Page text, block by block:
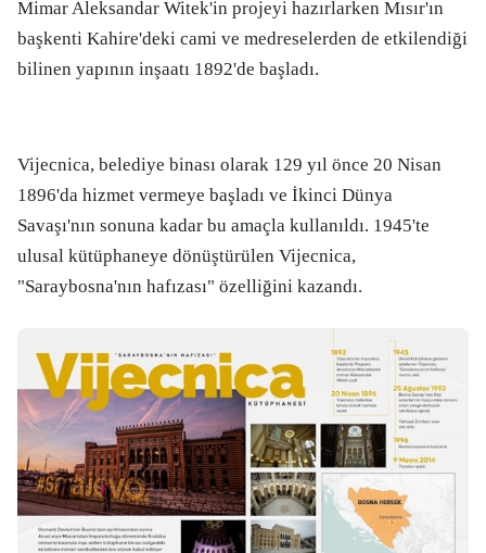
Mimar Aleksandar Witek'in projeyi hazırlarken Mısır'ın
başkenti Kahire'deki cami ve medreselerden de etkilendiği
bilinen yapının inşaatı 1892'de başladı.
Vijecnica, belediye binası olarak 129 yıl önce 20 Nisan
1896'da hizmet vermeye başladı ve İkinci Dünya
Savaşı'nın sonuna kadar bu amaçla kullanıldı. 1945'te
ulusal kütüphaneye dönüştürülen Vijecnica,
"Saraybosna'nın hafızası" özelliğini kazandı.